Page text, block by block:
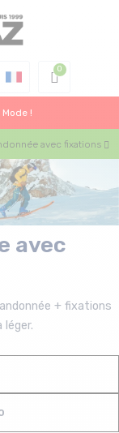
!
avec fixations
avec
+ fixations
léger.